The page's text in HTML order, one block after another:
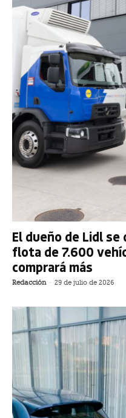
El dueño de Lidl se
flota de 7.600
comprará más
Redacción - 29 de julio de 2026